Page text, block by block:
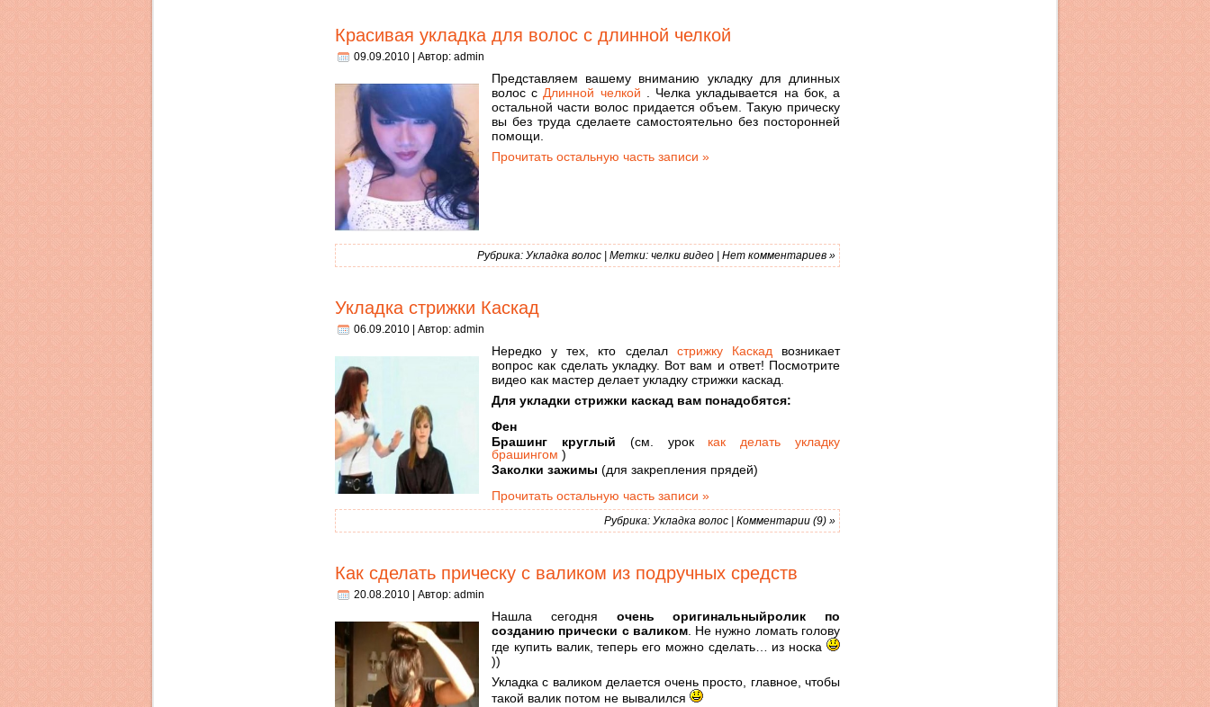
Красивая укладка для волос с длинной челкой
09.09.2010 | Автор: admin
Представляем вашему вниманию укладку для длинных
волос с Длинной челкой . Челка укладывается на бок, а
остальной части волос придается объем. Такую прическу
вы без труда сделаете самостоятельно без посторонней
помощи.
Прочитать остальную часть записи »
Рубрика: Укладка волос | Метки: челки видео | Нет комментариев »
Укладка стрижки Каскад
06.09.2010 | Автор: admin
Нередко у тех, кто сделал стрижку Каскадвозникает
вопрос как сделать укладку. Вот вам и ответ! Посмотрите
видео как мастер делает укладку стрижки каскад.
Для укладки стрижки каскад вам понадобятся:
Фен
Брашинг круглый (см. урок как делать укладку
брашингом )
Заколки зажимы (для закрепления прядей)
Прочитать остальную часть записи »
Рубрика: Укладка волос | Комментарии (9) »
Как сделать прическу с валиком из подручных средств
20.08.2010 | Автор: admin
Нашла сегодня очень оригинальныйролик по
созданию прически с валиком. Не нужно ломать голову
где купить валик, теперь его можно сделать… из носка
))
Укладка с валиком делается очень просто, главное, чтобы
такой валик потом не вывалился